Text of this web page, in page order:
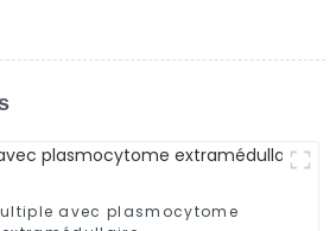
avec plasmocytome